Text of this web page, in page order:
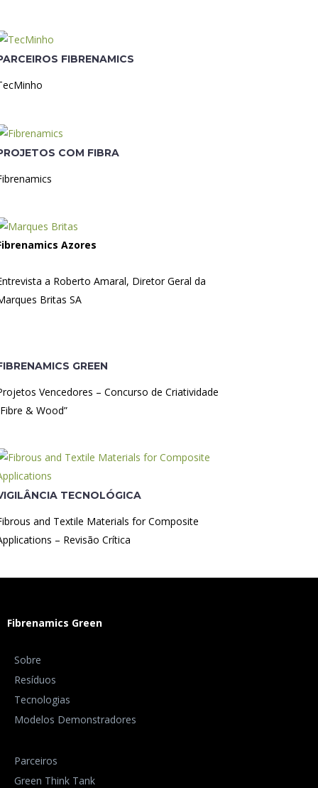
FIBRENAMICS
COM FIBRA
Azores
a Roberto Amaral, Diretor Geral da
Britas SA
GREEN
Vencedores – Concurso de Criatividade
& Wood”
TECNOLÓGICA
and Textile Materials for Composite
– Revisão Crítica
Fibrenamics Green
Sobre
Resíduos
Tecnologias
Modelos Demonstradores
Parceiros
Green Think Tank